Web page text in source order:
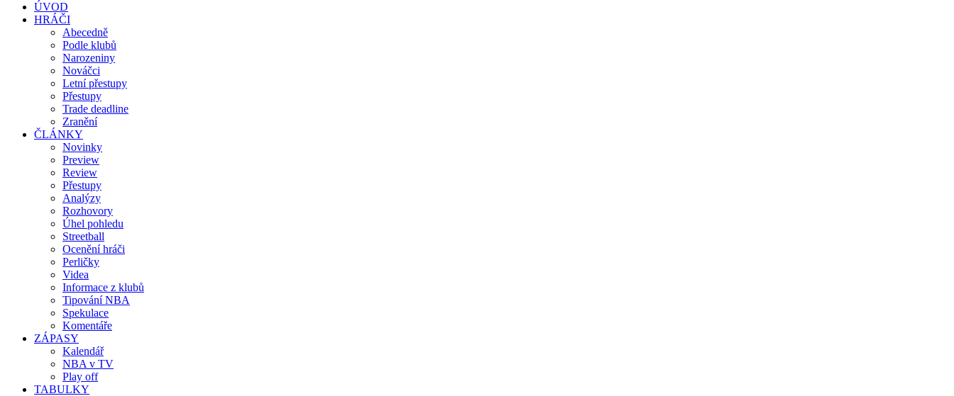
ÚVOD
HRÁČI
Abecedně
Podle klubů
Narozeniny
Nováčci
Letní přestupy
Přestupy
Trade deadline
Zranění
ČLÁNKY
Novinky
Preview
Review
Přestupy
Analýzy
Rozhovory
Úhel pohledu
Streetball
Ocenění hráči
Perličky
Videa
Informace z klubů
Tipování NBA
Spekulace
Komentáře
ZÁPASY
Kalendář
NBA v TV
Play off
TABULKY